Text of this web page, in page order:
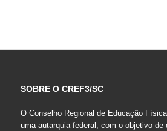
SOBRE O CREF3/SC
O Conselho Regional de Educação
uma autarquia federal, com o objetivo de